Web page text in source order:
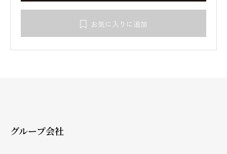
お気に入りに追加
グループ会社